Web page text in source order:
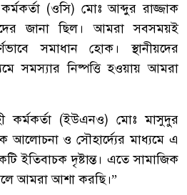
কর্মকর্তা (ওসি) মোঃ আব্দুর রাজ্জাক
জানা ছিল। আমরা সবসময়ই
সমাধান হোক। স্থানীয়দের
সমস্যার নিষ্পত্তি হওয়ায় আমরা
কর্মকর্তা (ইউএনও) মোঃ মাসুদুর
আলোচনা ও সৌহার্দ্যের মাধ্যমে এ
ইতিবাচক দৃষ্টান্ত। এতে সামাজিক
আমরা আশা করছি।”